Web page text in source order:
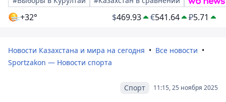
+32° $469.93 €541.64 ₽5.71
Новости Казахстана и мира на сегодня
Все новости
Sportzakon — Новости спорта
11:15, 25 ноября 2025
Спорт